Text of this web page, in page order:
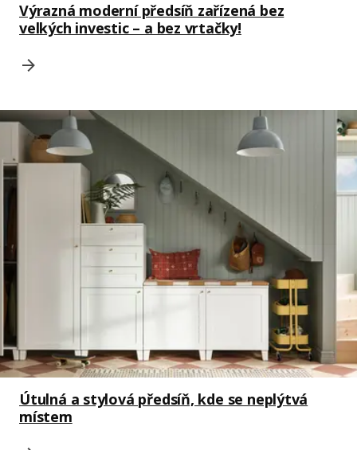
Výrazná moderní předsíň zařízená bez
velkých investic – a bez vrtačky!
Útulná a stylová předsíň, kde se neplýtvá
místem